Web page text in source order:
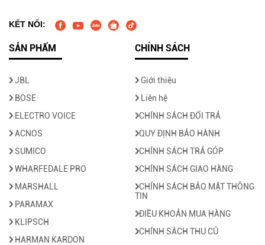
KẾT NỐI:
SẢN PHẨM
JBL
BOSE
ELECTRO VOICE
ACNOS
SUMICO
WHARFEDALE PRO
MARSHALL
PARAMAX
KLIPSCH
HARMAN KARDON
CHÍNH SÁCH
Giới thiệu
Liên hệ
CHÍNH SÁCH ĐỔI TRẢ
QUY ĐỊNH BẢO HÀNH
CHÍNH SÁCH TRẢ GÓP
CHÍNH SÁCH GIAO HÀNG
CHÍNH SÁCH BẢO MẬT THÔNG
TIN
ĐIỀU KHOẢN MUA HÀNG
CHÍNH SÁCH THU CŨ